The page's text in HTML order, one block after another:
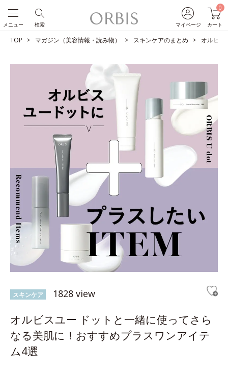
マイページ
0
カート
検索
メニュー
TOP マガジン（美容情報・読み物） スキンケアのまとめ オルビス
スキンケア 1828 view
オルビスユー ドットと一緒に使ってさら
なる美肌に！おすすめプラスワンアイテ
ム4選